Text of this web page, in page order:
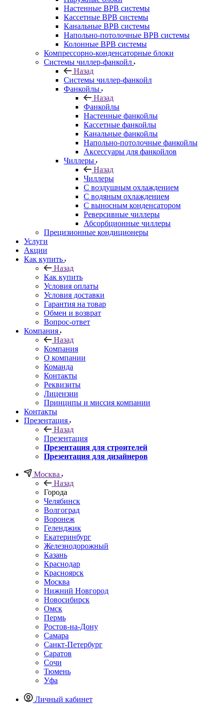
Настенные ВРВ системы
Кассетные ВРВ системы
Канальные ВРВ системы
Напольно-потолочные ВРВ системы
Колонные ВРВ системы
Компрессорно-конденсаторные блоки
Системы чиллер-фанкойл
Назад
Системы чиллер-фанкойл
Фанкойлы
Назад
Фанкойлы
Настенные фанкойлы
Кассетные фанкойлы
Канальные фанкойлы
Напольно-потолочные фанкойлы
Аксессуары для фанкойлов
Чиллеры
Назад
Чиллеры
С воздушным охлаждением
С водяным охлаждением
С выносным конденсатором
Реверсивные чиллеры
Абсорбционные чиллеры
Прецизионные кондиционеры
Услуги
Акции
Как купить
Назад
Как купить
Условия оплаты
Условия доставки
Гарантия на товар
Обмен и возврат
Вопрос-ответ
Компания
Назад
Компания
О компании
Команда
Контакты
Реквизиты
Лицензии
Принципы и миссия компании
Контакты
Презентация
Назад
Презентация
Презентация для строителей
Презентация для дизайнеров
Москва
Назад
Города
Челябинск
Волгоград
Воронеж
Геленджик
Екатеринбург
Железнодорожный
Казань
Краснодар
Красноярск
Москва
Нижний Новгород
Новосибирск
Омск
Пермь
Ростов-на-Дону
Самара
Санкт-Петербург
Саратов
Сочи
Тюмень
Уфа
Личный кабинет